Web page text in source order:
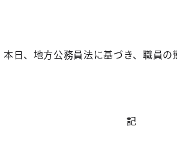
日、地方公務員法に基づき、職員
記